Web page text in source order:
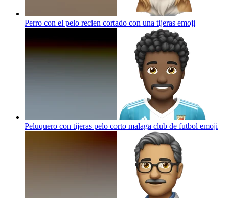
Perro con el pelo recien cortado con una tijeras emoji
Peluquero con tijeras pelo corto malaga club de futbol emoji